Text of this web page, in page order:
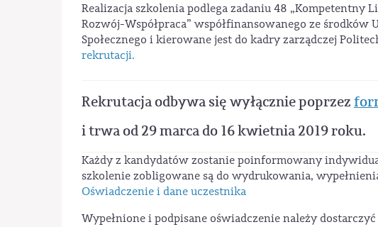
Realizacja szkolenia podlega zadaniu 48 „Kompetentny
Rozwój-Współpraca” współfinansowanego ze
Społecznego i kierowane jest do kadry zarządczej
rekrutacji.
Rekrutacja odbywa się wyłącznie poprzez
i trwa od 29 marca do 16 kwietnia 2019 roku.
Każdy z kandydatów zostanie poinformowany
szkolenie zobligowane są do wydrukowania,
Oświadczenie i dane uczestnika
Wypełnione i podpisane oświadczenie należy